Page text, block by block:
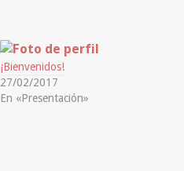
¡Bienvenidos!
27/02/2017
En «Presentación»